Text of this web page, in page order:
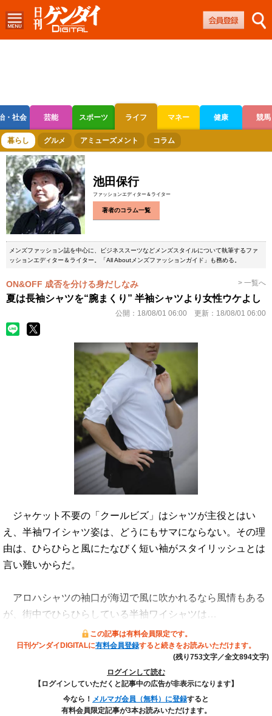
・社会 芸能 スポーツ ライフ マネー 健康 競馬
ボートレース 競輪 オートレース
暮らし グルメ アミューズメント コラム
池田保行
ファッションエディター＆ライター
著者のコラム一覧
メンズファッション誌を中心に、ビジネススーツなどメンズスタイルについて執筆するファ
ッションエディター＆ライター。「All Aboutメンズファッションガイド」も務める。
ON&OFF 成否を分ける身だしなみ > 一覧へ
夏は長袖シャツを“腕まくり” 半袖シャツより女性ウケよし
公開： 18/08/01 06:00 更新： 18/08/01 06:00
ジャケット不要の「クールビズ」はシャツが主役とはい
え、半袖ワイシャツ姿は、どうにもサマにならない。その理
由は、ひらひらと風にたなびく短い袖がスタイリッシュとは
言い難いからだ。
アロハシャツの袖口が海辺で風に吹かれるなら風情もある
が、街中でひらひらしている半袖ワイシャツは…
この記事は有料会員限定です。
日刊ゲンダイDIGITALに有料会員登録すると続きをお読みいただけます。
(残り753文字／全文894文字)
ログインして読む
【ログインしていただくと記事中の広告が非表示になります】
今なら！ メルマガ会員（無料）に登録すると
有料会員限定記事が3本お読みいただけます。